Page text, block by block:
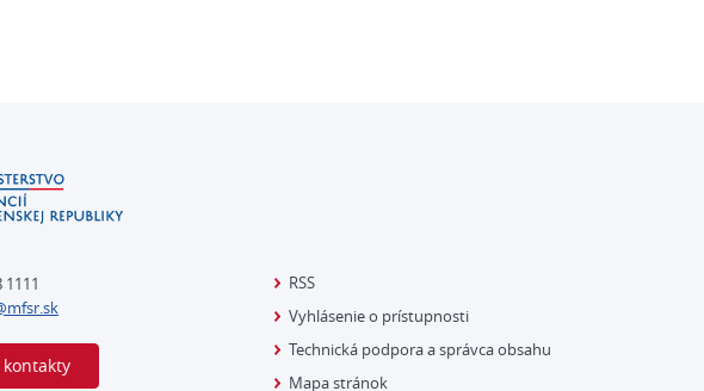
1111
kontakty
RSS
Vyhlásenie o prístupnosti
Technická podpora a správca obsahu
Mapa stránok